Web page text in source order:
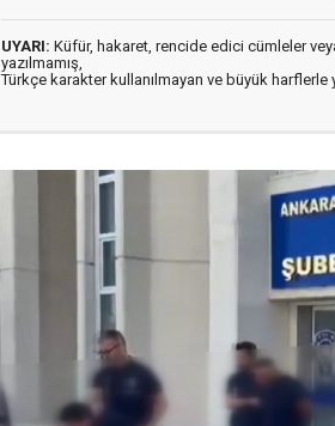
UYARI: Küfür, hakaret, rencide edici cümleler
yazılmamış,
Türkçe karakter kullanılmayan ve büyük harflerle